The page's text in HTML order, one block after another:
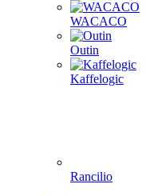
WACACO
Outin
Kaffelogic
Rancilio